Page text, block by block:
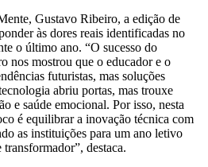
Gustavo Ribeiro, a edição de
às dores reais identificadas no
o último ano. “O sucesso do
nos mostrou que o educador e o
futuristas, mas soluções
abriu portas, mas trouxe
e saúde emocional. Por isso, nesta
é equilibrar a inovação técnica com
as instituições para um ano letivo
destaca.